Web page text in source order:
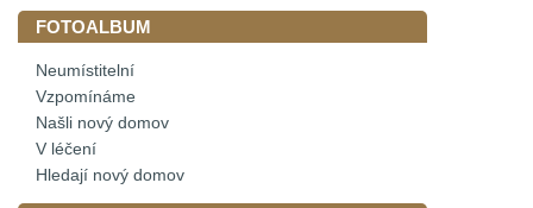
FOTOALBUM
Neumístitelní
Vzpomínáme
Našli nový domov
V léčení
Hledají nový domov